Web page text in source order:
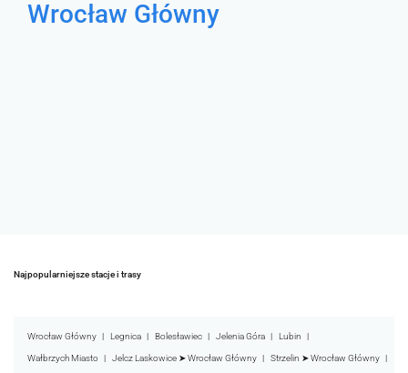
Wrocław Główny
Najpopularniejsze stacje i trasy
Wrocław Główny Legnica Bolesławiec Jelenia Góra Lubin
Wałbrzych Miasto Jelcz Laskowice ➤ Wrocław Główny Strzelin ➤ Wrocław Główny